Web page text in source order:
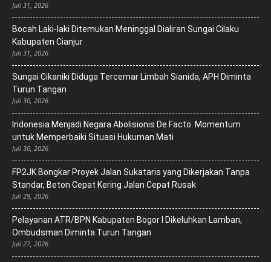
Juli 31, 2026
Bocah Laki-laki Ditemukan Meninggal Dialiran Sungai Cilaku
Kabupaten Cianjur
Juli 31, 2026
Sungai Cikaniki Diduga Tercemar Limbah Sianida, APH Diminta
Turun Tangan
Juli 30, 2026
‎Indonesia Menjadi Negara Abolisionis De Facto: Momentum
untuk Memperbaiki Situasi Hukuman Mati
Juli 30, 2026
FP2JK Bongkar Proyek Jalan Sukataris yang Dikerjakan Tanpa
Standar, Beton Cepat Kering Jalan Cepat Rusak
Juli 29, 2026
Pelayanan ATR/BPN Kabupaten Bogor I Dikeluhkan Lamban,
Ombudsman Diminta Turun Tangan
Juli 27, 2026